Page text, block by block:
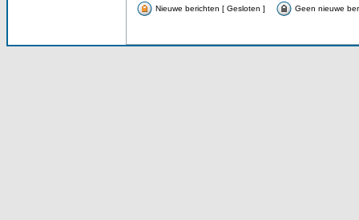
Nieuwe berichten [ Gesloten ]
Geen nieuwe